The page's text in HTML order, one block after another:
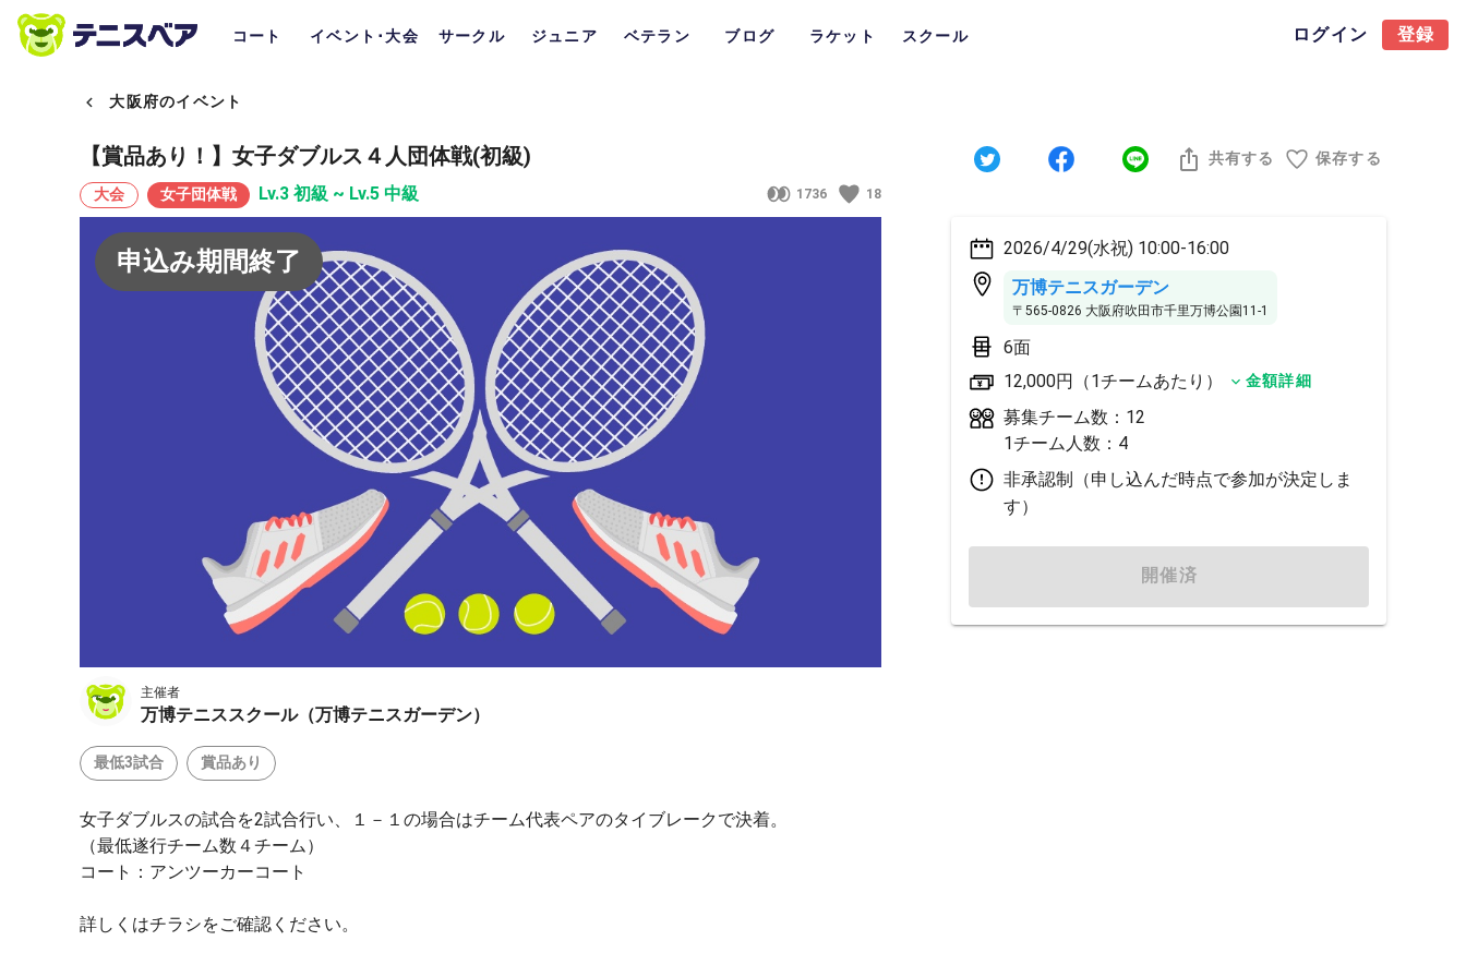
コート イベント･大会 サークル ジュニア ベテラン ブログ ラケット スクール ログイン 登録
大阪府のイベント
【賞品あり！】女子ダブルス４人団体戦(初級)
大会 女子団体戦 Lv.3 初級 ~ Lv.5 中級 1736 18
共有する 保存する
申込み期間終了
主催者
万博テニススクール（万博テニスガーデン）
最低3試合 賞品あり
女子ダブルスの試合を2試合行い、１－１の場合はチーム代表ペアのタイブレークで決着。
（最低遂行チーム数４チーム）
コート：アンツーカーコート
詳しくはチラシをご確認ください。
2026/4/29(水祝) 10:00-16:00
万博テニスガーデン
〒565-0826 大阪府吹田市千里万博公園11-1
6面
12,000円（1チームあたり）
金額詳細
募集チーム数：12
1チーム人数：4
非承認制（申し込んだ時点で参加が決定しま
す）
開催済